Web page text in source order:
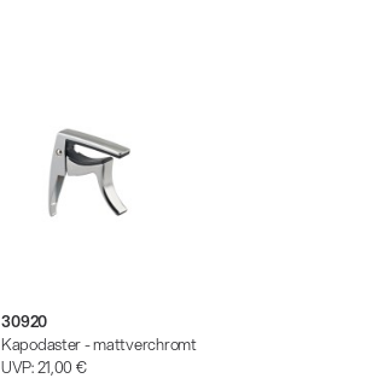
30920
Kapodaster - mattverchromt
UVP:21,00 €